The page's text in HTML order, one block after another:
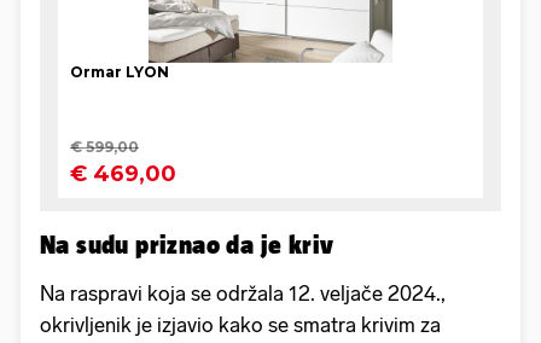
Na sudu priznao da je kriv
Na raspravi koja se održala 12. veljače 2024.,
okrivljenik je izjavio kako se smatra krivim za